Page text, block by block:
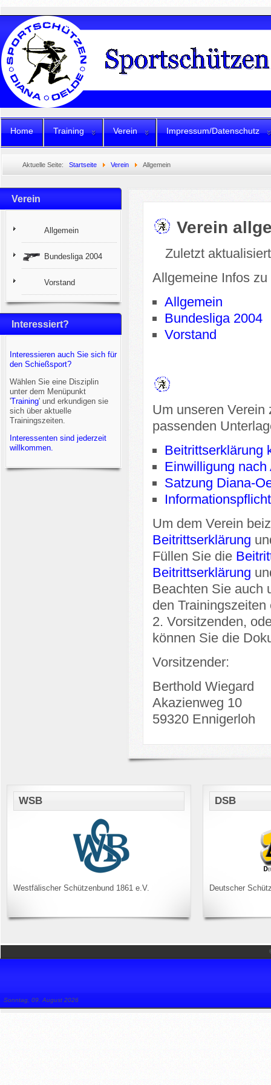
Home Training Verein Impressum/Datenschutz
Aktuelle Seite: Startseite Verein Allgemein
Verein
Allgemein
Bundesliga 2004
Vorstand
Interessiert?
Interessieren auch Sie sich für
den Schießsport?
Wählen Sie eine Disziplin
unter dem Menüpunkt
'Training' und erkundigen sie
sich über aktuelle
Trainingszeiten.
Interessenten sind jederzeit
willkommen.
Verein
Zuletzt
Allgemeine Infos
Allgemein
Bundesliga 2004
Vorstand
Um unseren Verein
passenden
Beitrittserklärung
Einwilligung
Satzung Diana-
Um dem Verein
Beitrittserklärung
Füllen Sie die
Beitrittserklärung
Beachten Sie auch
den
2. Vorsitzenden,
können Sie die
Vorsitzender:
Berthold Wiegard
Akazienweg 10
59320 Ennigerloh
WSB
Westfälischer Schützenbund 1861 e.V.
DSB
Deutscher
Sonntag, 09. August 2026